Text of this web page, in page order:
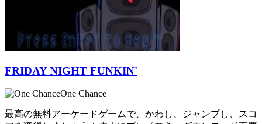
FRIDAY NIGHT FUNKIN'
One Chance
最高の無料アーケードゲームで、かわし、ジャンプし、スコ